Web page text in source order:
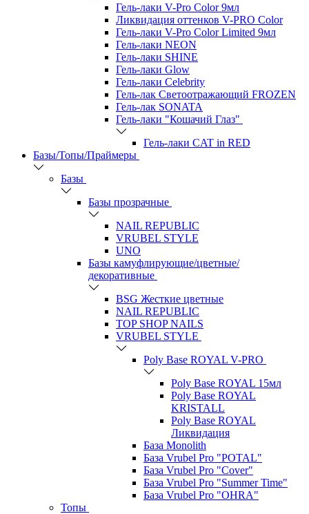
Гель-лаки V-Pro Color 9мл
Ликвидация оттенков V-PRO Color
Гель-лаки V-Pro Color Limited 9мл
Гель-лаки NEON
Гель-лаки SHINE
Гель-лаки Glow
Гель-лаки Celebrity
Гель-лак Светоотражающий FROZEN
Гель-лак SONATA
Гель-лаки "Кошачий Глаз"
Гель-лаки CAT in RED
Базы/Топы/Праймеры
Базы
Базы прозрачные
NAIL REPUBLIC
VRUBEL STYLE
UNO
Базы камуфлирующие/цветные/
декоративные
BSG Жесткие цветные
NAIL REPUBLIC
TOP SHOP NAILS
VRUBEL STYLE
Poly Base ROYAL V-PRO
Poly Base ROYAL 15мл
Poly Base ROYAL
KRISTALL
Poly Base ROYAL
Ликвидация
База Monolith
База Vrubel Pro "POTAL"
База Vrubel Pro "Сover"
База Vrubel Pro "Summer Time"
База Vrubel Pro "OHRA"
Топы